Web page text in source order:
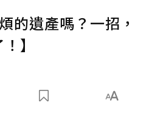
的遺產嗎？一招，
】